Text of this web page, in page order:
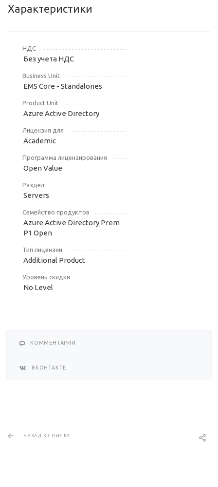
Характеристики
НДС
Без учета НДС
Business Unit
EMS Core - Standalones
Product Unit
Azure Active Directory
Лицензия для
Academic
Программа лицензирования
Open Value
Раздел
Servers
Семейство продуктов
Azure Active Directory Prem
P1 Open
Тип лицензии
Additional Product
Уровень скидки
No Level
КОММЕНТАРИИ
ВКОНТАКТЕ
НАЗАД К СПИСКУ